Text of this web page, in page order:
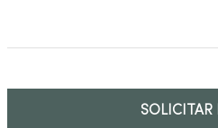
SOLICITAR
7º
red gold
8º
black matte
cobre escovado